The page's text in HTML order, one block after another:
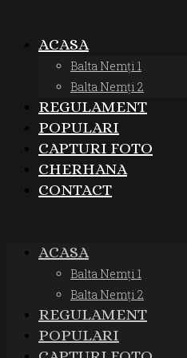
ACASA
Balta Nemți 1
Balta Nemți 2
REGULAMENT
POPULARI
CAPTURI FOTO
CHERHANA
CONTACT
ACASA
Balta Nemți 1
Balta Nemți 2
REGULAMENT
POPULARI